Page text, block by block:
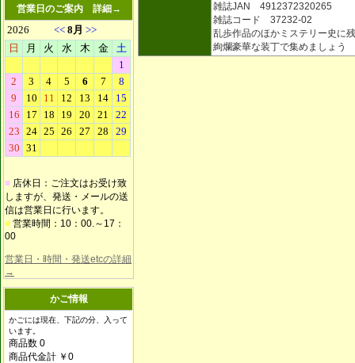
営業日のご案内 詳細→
■ 店休日：ご注文はお受け致
しますが、発送・メールの送
信は営業日に行います。
■ 営業時間：10：00.～17：
00
営業日・時間・発送etcの詳細
→
かご情報
かごには現在、下記の分、入って
います。
商品数 0
商品代金計 ￥0
雑誌JAN 4912372320265
雑誌コード 37232-02
乱歩作品のほかミステリー史に
絢爛豪華な装丁で集めましょう